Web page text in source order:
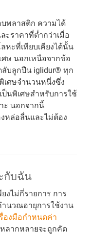
พลาสติก ความได้
ะราคาที่ต่ำกว่าเมื่อ
หะที่เทียบเคียงได้นั้น
ศษ นอกเหนือจากข้อ
บลูกปืน iglidur® ทุก
เศษจำนวนหนึ่งซึ่ง
นพิเศษสำหรับการใช้
ะ นอกจากนี้
หล่อลื่นและไม่ต้อง
กับฉัน
งไม่กี่รายการ การ
ำนวณอายุการใช้งาน
องมือกำหนดค่า
ลากหลายจะถูกคัด